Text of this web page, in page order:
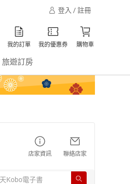
登入 / 註冊
我的訂單 我的優惠券 購物車
旅遊訂房
店家資訊 聯絡店家